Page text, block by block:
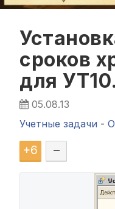
сроков
для
05.08.13
Учетные задачи -
+6 –